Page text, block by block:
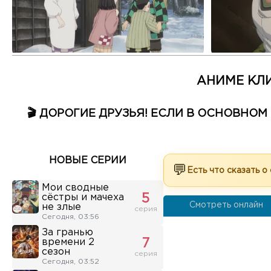
АНИМЕ
🎬 ДОРОГИЕ ДРУЗЬЯ! ЕСЛИ В
НОВЫЕ СЕРИИ
Мои сводные
сёстры и мачеха
не злые
Сегодня, 03:56
5
серия
За гранью
времени 2
сезон
Сегодня, 03:52
7
серия
💬 Есть что сказать о
Смотреть онлайн